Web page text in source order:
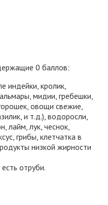
0 баллов:
индейки, кролик,
мидии, гребешки,
овощи свежие,
и т.д.), водоросли,
лайм, лук, чеснок,
грибы, клетчатка в
низкой жирности
отруби.